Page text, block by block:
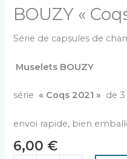
BOUZY «
Série de capsules de
Muselets BOUZY
série « Coqs 2021 » de
envoi rapide, bien
6,00 €